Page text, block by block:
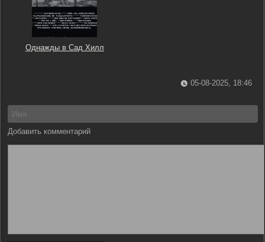
Однажды в Сад Хилл
05-08-2025, 18:46
Добавить комментарий